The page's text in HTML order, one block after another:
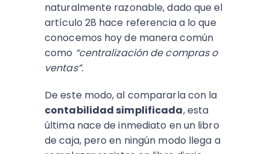
naturalmente razonable, dado que el
artículo 28 hace referencia a lo que
conocemos hoy de manera común
como “centralización de compras o
ventas”.
De este modo, al compararla con la
contabilidad simplificada, esta
última nace de inmediato en un libro
de caja, pero en ningún modo llega a